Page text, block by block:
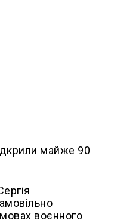
майже 90
воєнного